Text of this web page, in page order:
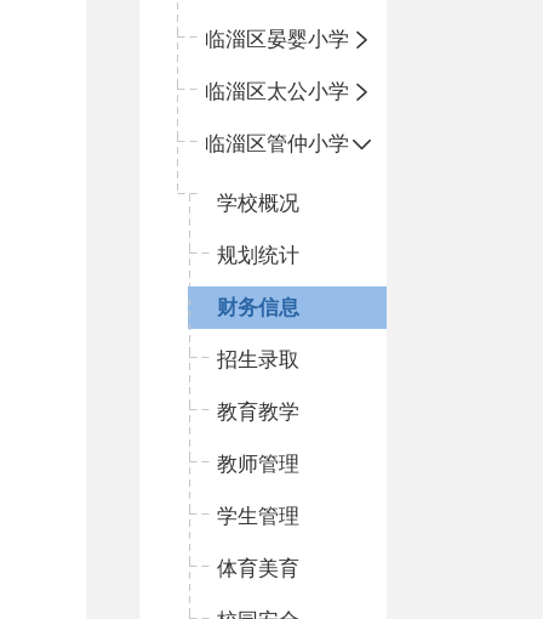
临淄区晏婴小学
临淄区太公小学
临淄区管仲小学
学校概况
规划统计
财务信息
招生录取
教育教学
教师管理
学生管理
体育美育